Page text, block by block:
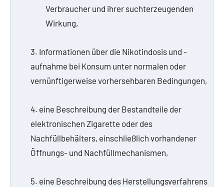
Verbraucher und ihrer suchterzeugenden
Wirkung,
3. Informationen über die Nikotindosis und -
aufnahme bei Konsum unter normalen oder
vernünftigerweise vorhersehbaren Bedingungen,
4. eine Beschreibung der Bestandteile der
elektronischen Zigarette oder des
Nachfüllbehälters, einschließlich vorhandener
Öffnungs- und Nachfüllmechanismen,
5. eine Beschreibung des Herstellungsverfahrens